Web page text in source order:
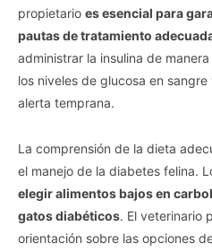
propietario es esencial para
pautas de tratamiento
administrar la insulina de
los niveles de glucosa en
alerta temprana.
La comprensión de la dieta
el manejo de la diabetes felina.
elegir alimentos bajos en
gatos diabéticos. El veterinario
orientación sobre las opciones